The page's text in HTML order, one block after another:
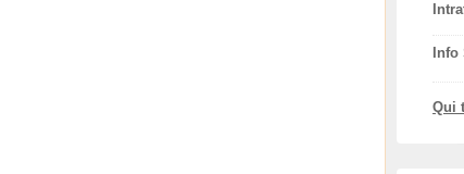
Qui